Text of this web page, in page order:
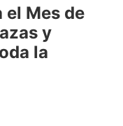
el Mes de
y
la